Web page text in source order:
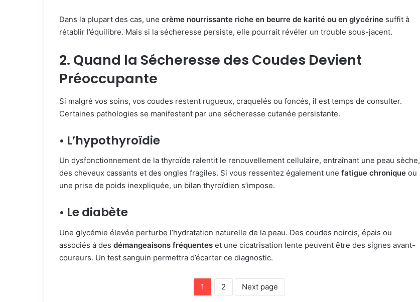
Dans la plupart des cas, une crème nourrissante riche en beurre de karité ou en glycérine suffit à
rétablir l’équilibre. Mais si la sécheresse persiste, elle pourrait révéler un trouble sous-jacent.
2. Quand la Sécheresse des Coudes Devient
Préoccupante
Si malgré vos soins, vos coudes restent rugueux, craquelés ou foncés, il est temps de consulter.
Certaines pathologies se manifestent par une sécheresse cutanée persistante.
• L’hypothyroïdie
Un dysfonctionnement de la thyroïde ralentit le renouvellement cellulaire, entraînant une peau sèche,
des cheveux cassants et des ongles fragiles. Si vous ressentez également une fatigue chronique ou
une prise de poids inexpliquée, un bilan thyroïdien s’impose.
• Le diabète
Une glycémie élevée perturbe l’hydratation naturelle de la peau. Des coudes noircis, épais ou
associés à des démangeaisons fréquentes et une cicatrisation lente peuvent être des signes avant-
coureurs. Un test sanguin permettra d’écarter ce diagnostic.
1 2 Next page